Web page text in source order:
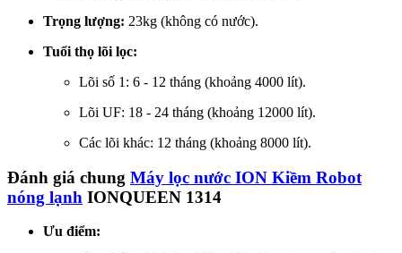
Trọng lượng: 23kg (không có nước).
Tuổi thọ lõi lọc:
Lõi số 1: 6 - 12 tháng (khoảng 4000 lít).
Lõi UF: 18 - 24 tháng (khoảng 12000 lít).
Các lõi khác: 12 tháng (khoảng 8000 lít).
Đánh giá chung Máy lọc nước ION Kiềm Robot
nóng lạnh IONQUEEN 1314
Ưu điểm: